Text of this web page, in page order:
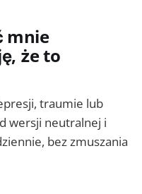
mnie
że to
traumie lub
wersji neutralnej i
bez zmuszania